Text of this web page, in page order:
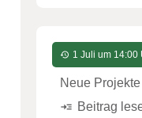
history 1 Juli um 14:00
Neue
read_more Beitrag